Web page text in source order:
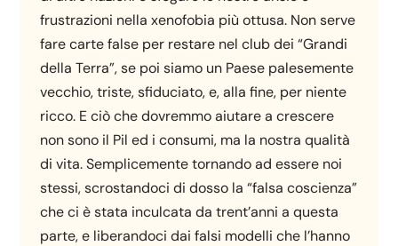
frustrazioni nella xenofobia più ottusa. Non serve
fare carte false per restare nel club dei “Grandi
della Terra”, se poi siamo un Paese palesemente
vecchio, triste, sfiduciato, e, alla fine, per niente
ricco. E ciò che dovremmo aiutare a crescere
non sono il Pil ed i consumi, ma la nostra qualità
di vita. Semplicemente tornando ad essere noi
stessi, scrostandoci di dosso la “falsa coscienza”
che ci è stata inculcata da trent’anni a questa
parte, e liberandoci dai falsi modelli che l’hanno